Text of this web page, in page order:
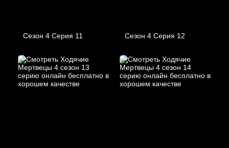
Сезон 4 Серия 11 Сезон 4 Серия 12